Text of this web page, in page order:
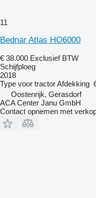
11
Bednar Atlas HO6000
€ 38.000 Exclusief BTW
Schijfploeg
2018
Type voor tractorAfdekking
Oostenrijk, Gerasdorf
ACA Center Janu GmbH
Contact opnemen met